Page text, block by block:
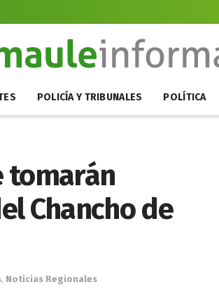
POLICÍA Y TRIBUNALES POLÍTICA
tomarán
Chancho de
, Noticias Regionales